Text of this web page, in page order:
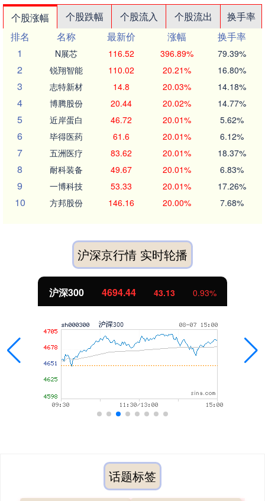
个股涨幅 个股跌幅 个股流入 个股流出
换手率
排名
名称 最新价 涨幅
换手率
1
N展芯 116.52 396.89% 79.39%
2 锐翔智能 110.02 20.21% 16.80%
3 志特新材 14.8 20.03% 14.18%
4 博腾股份 20.44 20.02% 14.77%
5 近岸蛋白 46.72 20.01% 5.62%
6 毕得医药 61.6 20.01% 6.12%
7 五洲医疗 83.62 20.01% 18.37%
8 耐科装备 49.67 20.01% 6.83%
9 一博科技 53.33 20.01% 17.26%
10 方邦股份 146.16 20.00% 7.68%
沪深京行情 实时轮播
沪深300 4694.44 43.13 0.93%
话题标签